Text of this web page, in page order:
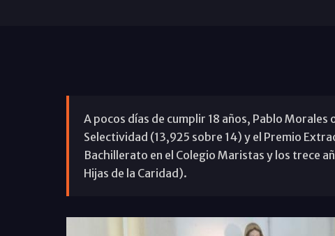
A pocos días de cumplir 18 años, Pablo
Selectividad (13,925 sobre 14) y el Premio
Bachillerato en el Colegio Maristas y los trece
Hijas de la Caridad).